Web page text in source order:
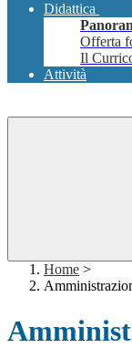
Didattica
Offerta
Il
Attività
Home >